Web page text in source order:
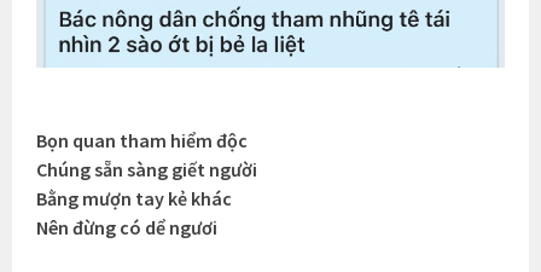
Bọn quan tham hiểm độc
Chúng sẵn sàng giết người
Bằng mượn tay kẻ khác
Nên đừng có dể ngươi